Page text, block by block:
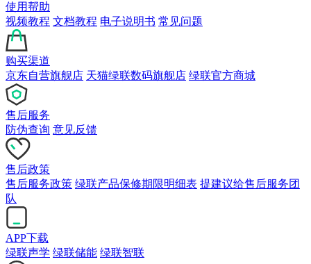
使用帮助
视频教程 文档教程 电子说明书 常见问题
购买渠道
京东自营旗舰店 天猫绿联数码旗舰店 绿联官方商城
售后服务
防伪查询 意见反馈
售后政策
售后服务政策 绿联产品保修期限明细表 提建议给售后服务团
队
APP下载
绿联声学 绿联储能 绿联智联